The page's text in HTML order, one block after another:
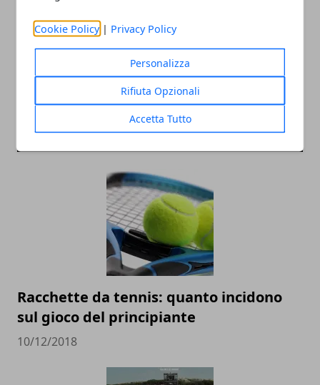
Cookie Policy | Privacy Policy
Personalizza
Rifiuta Opzionali
Accetta Tutto
Racchette da tennis: quanto incidono
sul gioco del principiante
10/12/2018